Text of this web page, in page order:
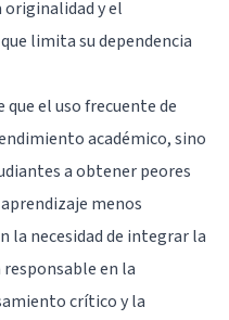
y el
limita su dependencia
el uso frecuente de
académico, sino
a obtener peores
menos
la necesidad de integrar la
en la
crítico y la